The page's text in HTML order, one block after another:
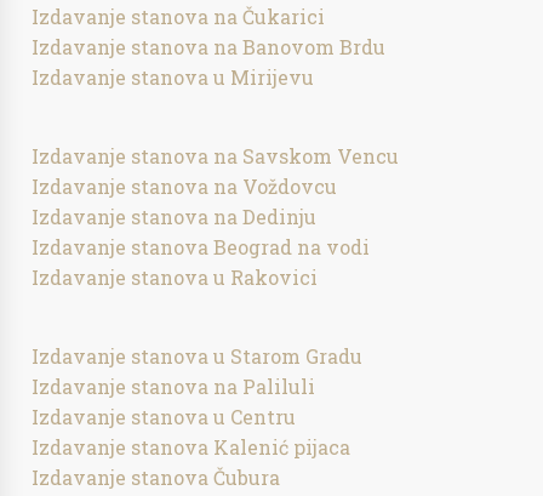
Izdavanje stanova na Čukarici
Izdavanje stanova na Banovom Brdu
Izdavanje stanova u Mirijevu
Izdavanje stanova na Savskom Vencu
Izdavanje stanova na Voždovcu
Izdavanje stanova na Dedinju
Izdavanje stanova Beograd na vodi
Izdavanje stanova u Rakovici
Izdavanje stanova u Starom Gradu
Izdavanje stanova na Paliluli
Izdavanje stanova u Centru
Izdavanje stanova Kalenić pijaca
Izdavanje stanova Čubura